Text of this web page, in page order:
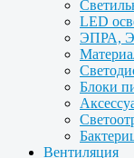
LED
ЭПРА,
Блоки
Вентиляция